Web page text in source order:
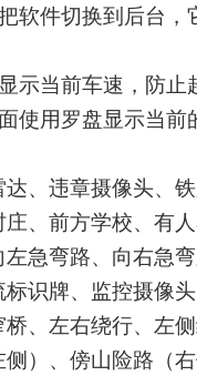
软件切换到后台
示当前车速，防止
使用罗盘显示当
、违章摄像头、
、前方学校、有
急弯路、向右急
识牌、监控摄像
、左右绕行、左
）、傍山险路（